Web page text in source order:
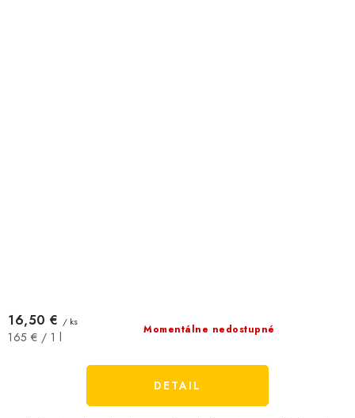
Momentálne nedostupné
16,50 € / ks
Jednotková
165 € / 1 l
DETAIL